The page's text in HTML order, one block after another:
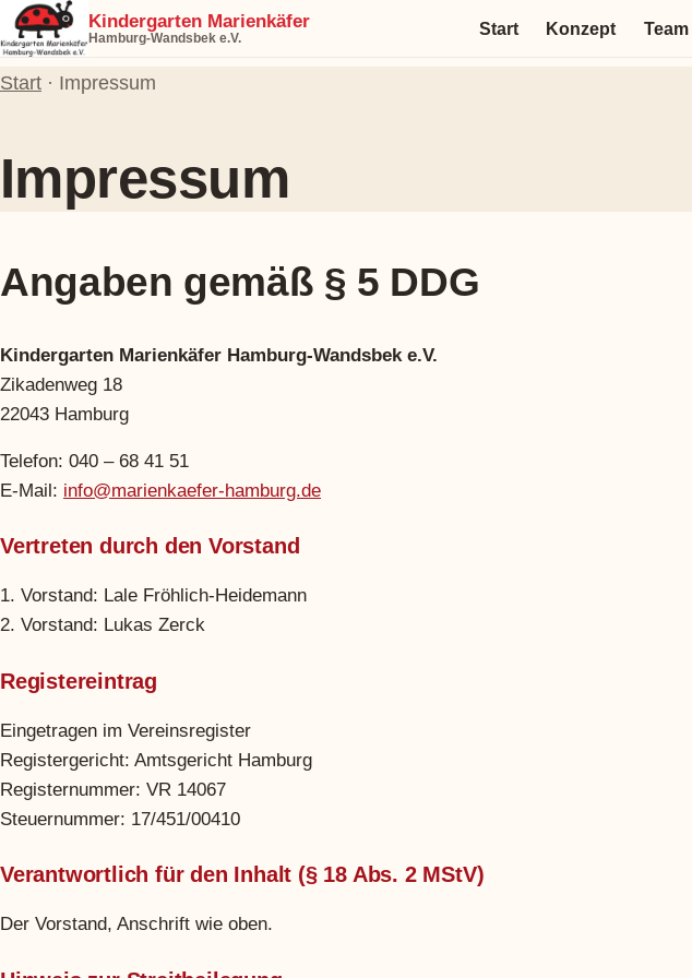
Zum
Inhalt
springen
Kindergarten Marienkäfer
Hamburg-Wandsbek e.V. Start Konzept Team
Start · Impressum
Impressum
Angaben gemäß § 5 DDG
Kindergarten Marienkäfer Hamburg-Wandsbek e.V.
Zikadenweg 18
22043 Hamburg
Telefon: 040 – 68 41 51
E-Mail: info@marienkaefer-hamburg.de
Vertreten durch den Vorstand
1. Vorstand: Lale Fröhlich-Heidemann
2. Vorstand: Lukas Zerck
Registereintrag
Eingetragen im Vereinsregister
Registergericht: Amtsgericht Hamburg
Registernummer: VR 14067
Steuernummer: 17/451/00410
Verantwortlich für den Inhalt (§ 18 Abs. 2 MStV)
Der Vorstand, Anschrift wie oben.